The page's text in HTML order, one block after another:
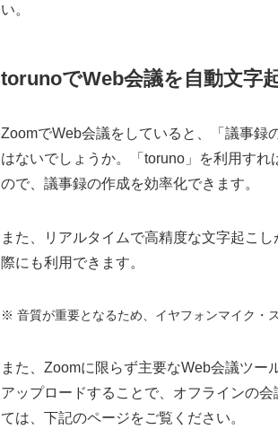
い。
torunoでWeb会議を自動文字
ZoomでWeb会議をしていると、「議事録
はないでしょうか。「toruno」を利用す
ので、議事録の作成を効率化できます。
また、リアルタイムで高精度な文字起こ
際にも利用できます。
※ 音質が重要となるため、イヤフォンマイク・
また、Zoomに限らず主要なWeb会議ツー
アップロードすることで、オフラインの
ては、下記のページをご覧ください。